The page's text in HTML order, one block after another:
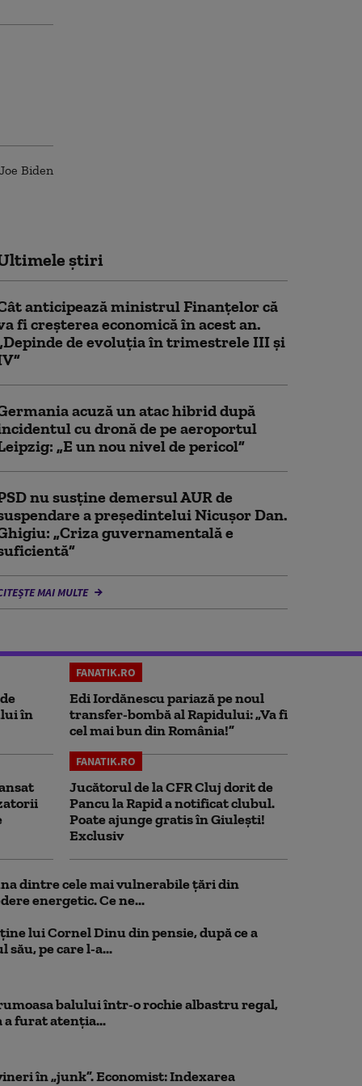
știri
anticipează ministrul Finanțelor că
fi creşterea economică în acest an.
de evoluţia în trimestrele III şi
acuză un atac hibrid după
cu dronă de pe aeroportul
„E un nou nivel de pericol”
nu susține demersul AUR de
a președintelui Nicușor Dan.
„Criza guvernamentală e
MAI MULTE
în
FANATIK.RO
Edi Iordănescu pariază pe noul
transfer-bombă al Rapidului: „Va fi
cel mai bun din România!”
FANATIK.RO
Jucătorul de la CFR Cluj dorit de
Pancu la Rapid a notificat clubul.
Poate ajunge gratis în Giulești!
Exclusiv
dintre cele mai vulnerabile țări din
energetic. Ce ne...
lui Cornel Dinu din pensie, după ce a
pe care l-a...
balului într-o rochie albastru regal,
a furat atenția...
în „junk”. Economist: Indexarea